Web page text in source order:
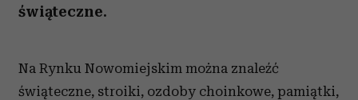
świąteczne.
Na Rynku Nowomiejskim można znaleźć
świąteczne, stroiki, ozdoby choinkowe, pamiątki,